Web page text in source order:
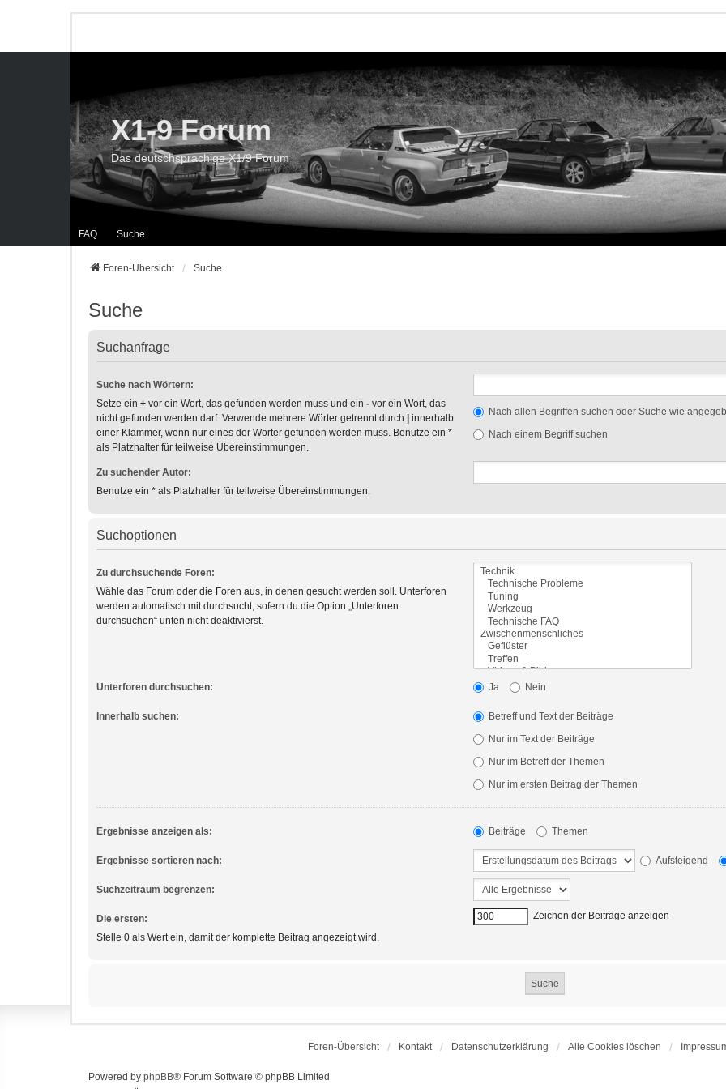
FAQ Suche
X1-9 Forum
Das deutschsprachige X1/9 Forum
Foren-Übersicht Suche
Suche
Suchanfrage
Suche nach Wörtern:
Setze ein + vor ein Wort, das gefunden werden muss und ein - vor ein Wort, das
nicht gefunden werden darf. Verwende mehrere Wörter getrennt durch
innerhalb
einer Klammer, wenn nur eines der Wörter gefunden werden muss. Benutze ein *
als Platzhalter für teilweise Übereinstimmungen.
Nach allen Begriffen suchen oder Suche wie
Nach einem Begriff suchen
Zu suchender Autor:
Benutze ein * als Platzhalter für teilweise Übereinstimmungen.
Suchoptionen
Zu durchsuchende Foren:
Wähle das Forum oder die Foren aus, in denen gesucht werden soll. Unterforen
werden automatisch mit durchsucht, sofern du die Option „Unterforen
durchsuchen“ unten nicht deaktivierst.
Unterforen durchsuchen: Ja Nein
Innerhalb suchen:
Betreff und Text der Beiträge
Nur im Text der Beiträge
Nur im Betreff der Themen
Nur im ersten Beitrag der Themen
Ergebnisse anzeigen als: Beiträge Themen
Ergebnisse sortieren nach: Aufsteigend
Suchzeitraum begrenzen:
Die ersten:
Stelle 0 als Wert ein, damit der komplette Beitrag angezeigt wird.
Zeichen der Beiträge anzeigen
Foren-Übersicht Kontakt Datenschutzerklärung Alle Cookies löschen
Powered by phpBB® Forum Software © phpBB Limited